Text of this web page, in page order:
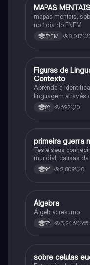
Português
MAPAS
mapas mentais,
no 1 dia do ENEM
3°EM 8,017
FPortuguês
Figuras de
Contexto
Aprenda a
linguagem através
8° 692 0
História
primeira guerra
Teste seus
mundial, causas
consequências da
primeira guerra
9° 2,809 0
Matematica
Álgebra
Álgebra: resumo
7° 3,246 65
Biologia
sobre celulas